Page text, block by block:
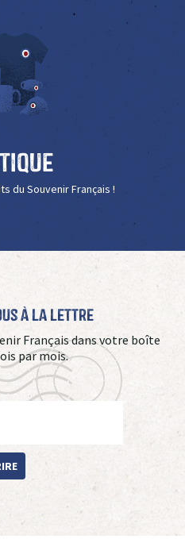
du Souvenir Français !
à La Lettre
Français dans votre boîte
par mois.